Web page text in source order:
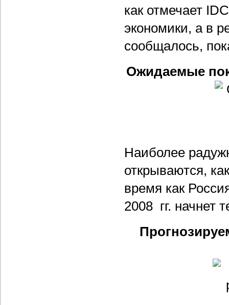
как отмечает
экономики, а в
сообщалось,
Ожидаемые
Наиболее
открываются,
время как
2008 гг. начнет